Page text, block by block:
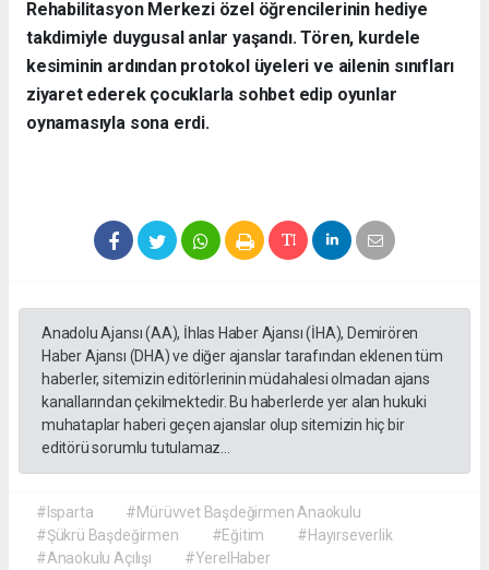
Rehabilitasyon Merkezi özel öğrencilerinin hediye
takdimiyle duygusal anlar yaşandı. Tören, kurdele
kesiminin ardından protokol üyeleri ve ailenin sınıfları
ziyaret ederek çocuklarla sohbet edip oyunlar
oynamasıyla sona erdi.
Anadolu Ajansı (AA), İhlas Haber Ajansı (İHA), Demirören
Haber Ajansı (DHA) ve diğer ajanslar tarafından eklenen tüm
haberler, sitemizin editörlerinin müdahalesi olmadan ajans
kanallarından çekilmektedir. Bu haberlerde yer alan hukuki
muhataplar haberi geçen ajanslar olup sitemizin hiç bir
editörü sorumlu tutulamaz...
#Isparta
#Mürüvvet Başdeğirmen Anaokulu
#Şükrü Başdeğirmen
#Eğitim
#Hayırseverlik
#Anaokulu Açılışı
#YerelHaber